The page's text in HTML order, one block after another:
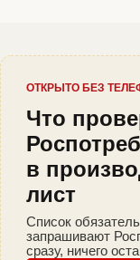
ОТКРЫТО БЕЗ
Что
в
лист
Список
запрашивают
сразу, ничего